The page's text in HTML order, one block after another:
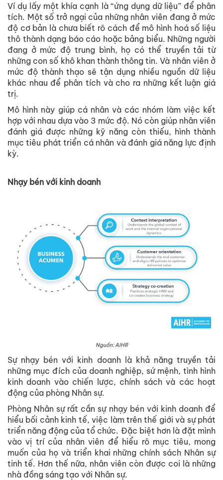
Ví dụ lấy một khía cạnh là “ứng dụng dữ liệu” để phân
tích. Một số trở ngại của những nhân viên đang ở mức
độ cơ bản là chưa biết rõ cách để mô hình hoá số liệu
thô thành dạng báo cáo hoặc bảng biểu. Những người
đang ở mức độ trung bình, họ có thể truyền tải từ
những con số khô khan thành thông tin. Và nhân viên ở
mức độ thành thạo sẽ tận dụng nhiều nguồn dữ liệu
khác nhau để phân tích và cho ra những kết luận giá
trị.
Mô hình này giúp cá nhân và các nhóm làm việc kết
hợp với nhau dựa vào 3 mức độ. Nó còn giúp nhân viên
đánh giá được những kỹ năng còn thiếu, hình thành
mục tiêu phát triển cá nhân và đánh giá năng lực định
kỳ.
Nhạy bén với kinh doanh
Nguồn: AIHR
Sự nhạy bén với kinh doanh là khả năng truyền tải
những mục đích của doanh nghiệp, sứ mệnh, tình hình
kinh doanh vào chiến lược, chính sách và các hoạt
động của phòng Nhân sự.
Phòng Nhân sự rất cần sự nhạy bén với kinh doanh để
hiểu bối cảnh kinh tế, việc làm trên thế giới và sự phát
triển năng động của tổ chức. Đặc biệt hơn là đặt mình
vào vị trí của nhân viên để hiểu rõ mục tiêu, mong
muốn của họ và triển khai những chính sách Nhân sự
tinh tế. Hơn thế nữa, nhân viên còn được coi là những
nhà đồng sáng tạo với Nhân sự.